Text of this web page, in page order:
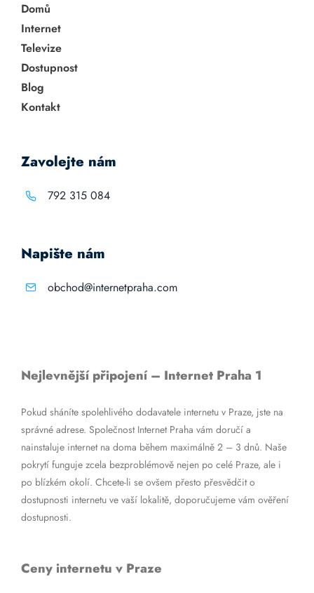
Domů
Internet
Televize
Dostupnost
Blog
Kontakt
Zavolejte nám
792 315 084
Napište nám
obchod@internetpraha.com
Nejlevnější připojení – Internet Praha 1
Pokud sháníte spolehlivého dodavatele internetu v Praze, jste na
správné adrese. Společnost Internet Praha vám doručí a
nainstaluje internet na doma během maximálně 2 – 3 dnů. Naše
pokrytí funguje zcela bezproblémově nejen po celé Praze, ale i
po blízkém okolí. Chcete-li se ovšem přesto přesvědčit o
dostupnosti internetu ve vaší lokalitě, doporučujeme vám ověření
dostupnosti.
Ceny internetu v Praze